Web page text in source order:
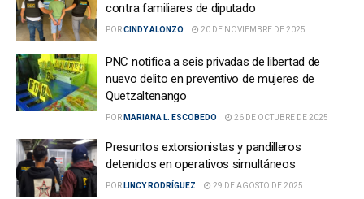
contra familiares de diputado
PORCINDY ALONZO 20 DE NOVIEMBRE DE 2025
PNC notifica a seis privadas de libertad de
nuevo delito en preventivo de mujeres de
Quetzaltenango
POR MARIANA L. ESCOBEDO 26 DE OCTUBRE DE 2025
Presuntos extorsionistas y pandilleros
detenidos en operativos simultáneos
POR LINCY RODRÍGUEZ 29 DE AGOSTO DE 2025